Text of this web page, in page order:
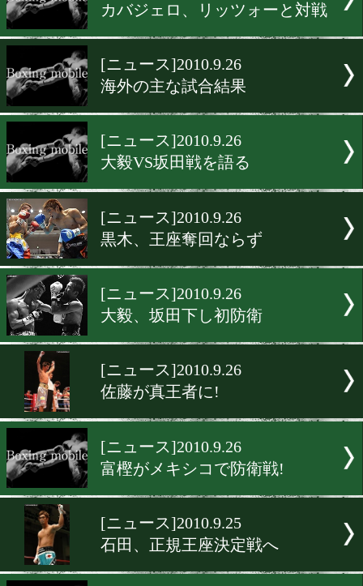
[ニュース]2010.9.28
ミドル級戦線激化!!
[ニュース]2010.9.28
カバジェロ、リッツォーと
海外の主な試合結果
[ニュース]2010.9.26
大毅VS坂田戦を語る
[ニュース]2010.9.26
黒木、王座奪回ならず
[ニュース]2010.9.26
[ニュース]2010.9.26